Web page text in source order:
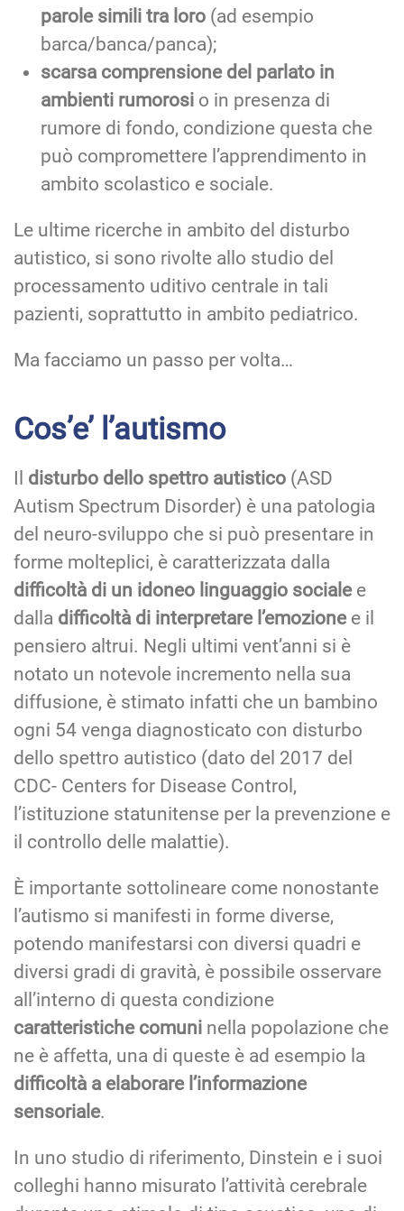
parole simili tra loro (ad esempio
barca/banca/panca);
scarsa comprensione del parlato in
ambienti rumorosi o in presenza di
rumore di fondo, condizione questa che
può compromettere l’apprendimento in
ambito scolastico e sociale.
Le ultime ricerche in ambito del disturbo
autistico, si sono rivolte allo studio del
processamento uditivo centrale in tali
pazienti, soprattutto in ambito pediatrico.
Ma facciamo un passo per volta…
Cos’e’ l’autismo
Il disturbo dello spettro autistico (ASD
Autism Spectrum Disorder) è una patologia
del neuro-sviluppo che si può presentare in
forme molteplici, è caratterizzata dalla
difficoltà di un idoneo linguaggio socialee
dalla difficoltà di interpretare l’emozionee il
pensiero altrui. Negli ultimi vent’anni si è
notato un notevole incremento nella sua
diffusione, è stimato infatti che un bambino
ogni 54 venga diagnosticato con disturbo
dello spettro autistico (dato del 2017 del
CDC- Centers for Disease Control,
l’istituzione statunitense per la prevenzione e
il controllo delle malattie).
È importante sottolineare come nonostante
l’autismo si manifesti in forme diverse,
potendo manifestarsi con diversi quadri e
diversi gradi di gravità, è possibile osservare
all’interno di questa condizione
caratteristiche comuni nella popolazione che
ne è affetta, una di queste è ad esempio la
difficoltà a elaborare l’informazione
sensoriale.
In uno studio di riferimento, Dinstein e i suoi
colleghi hanno misurato l’attività cerebrale